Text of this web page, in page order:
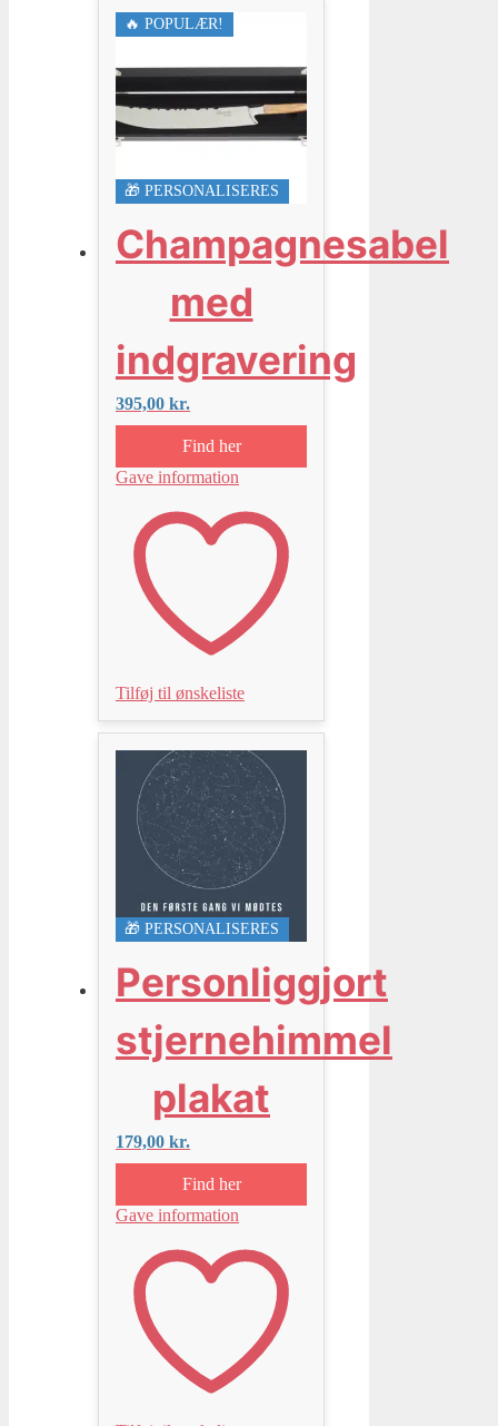
🎁 PERSONALISERES
🔥 POPULÆR!
Champagnesabel
med
indgravering
395,00 kr.
Find her
Gave information
Tilføj til ønskeliste
🎁 PERSONALISERES
Personliggjort
stjernehimmel
plakat
179,00 kr.
Find her
Gave information